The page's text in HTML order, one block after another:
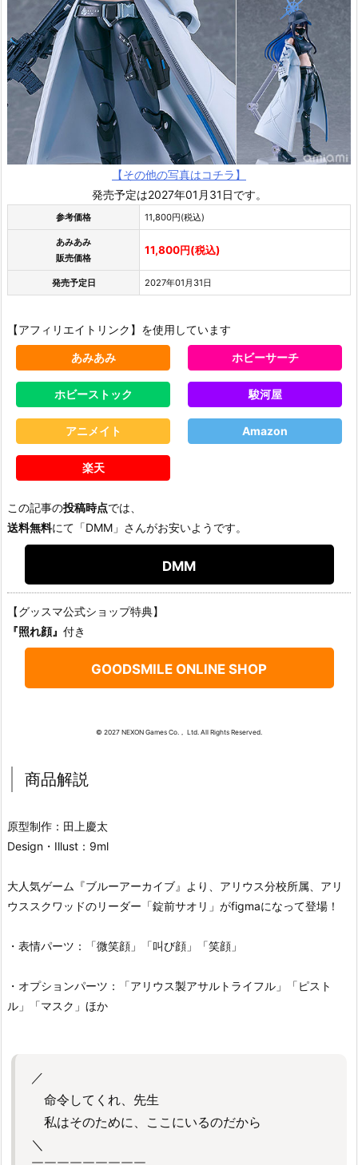
【その他の写真はコチラ】
発売予定は2027年01月31日です。
参考価格 11,800円(税込)
あみあみ
販売価格
11,800円(税込)
発売予定日 2027年01月31日
【アフィリエイトリンク】を使用しています
あみあみ ホビーサーチ
ホビーストック 駿河屋
アニメイト Amazon
楽天
この記事の投稿時点では、
送料無料にて「DMM」さんがお安いようです。
DMM
【グッスマ公式ショップ特典】
『照れ顔』 付き
GOODSMILE ONLINE SHOP
© 2027 NEXON Games Co.， Ltd. All Rights Reserved.
商品解説
原型制作：田上慶太
Design・Illust：9ml
大人気ゲーム『ブルーアーカイブ』より、アリウス分校所属、アリ
ウススクワッドのリーダー「錠前サオリ」がfigmaになって登場！
・表情パーツ：「微笑顔」「叫び顔」「笑顔」
・オプションパーツ：「アリウス製アサルトライフル」「ピスト
ル」「マスク」ほか
／
命令してくれ、先生
私はそのために、ここにいるのだから
＼